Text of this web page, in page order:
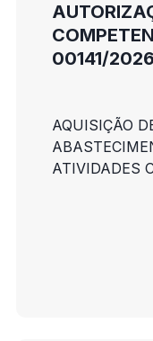
00141/2026
AQUISIÇÃO
ATIVIDADES